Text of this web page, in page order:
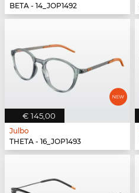
BETA - 14_JOP1492
€ 145,00
Julbo
THETA - 16_JOP1493